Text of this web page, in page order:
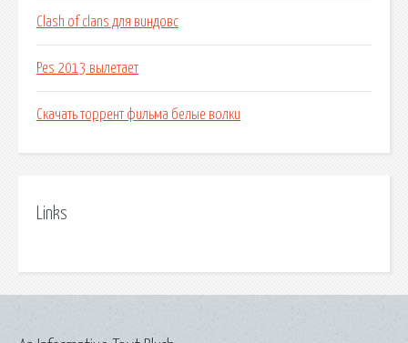
Clash of clans для виндовс
Pes 2013 вылетает
Скачать торрент фильма белые волки
Links